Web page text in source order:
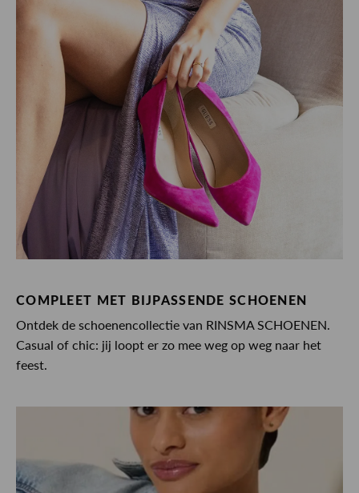
COMPLEET MET BIJPASSENDE SCHOENEN
Ontdek de schoenencollectie van RINSMA SCHOENEN.
Casual of chic: jij loopt er zo mee weg op weg naar het
feest.